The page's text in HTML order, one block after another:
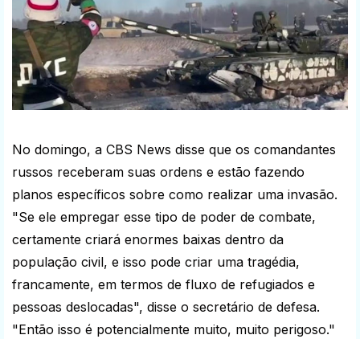
No domingo, a CBS News disse que os comandantes
russos receberam suas ordens e estão fazendo
planos específicos sobre como realizar uma invasão.
"Se ele empregar esse tipo de poder de combate,
certamente criará enormes baixas dentro da
população civil, e isso pode criar uma tragédia,
francamente, em termos de fluxo de refugiados e
pessoas deslocadas", disse o secretário de defesa.
"Então isso é potencialmente muito, muito perigoso."